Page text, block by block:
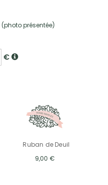
(photo présentée)
€
Ruban de Deuil
9,00 €